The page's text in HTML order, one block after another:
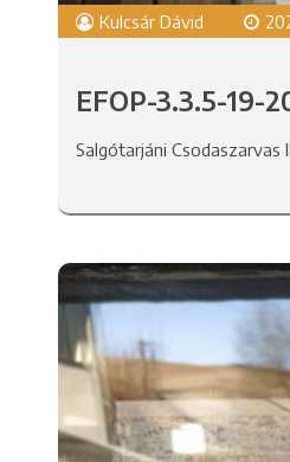
Kulcsár Dávid
EFOP-3.3.5-19-
Salgótarjáni Csodaszarvas